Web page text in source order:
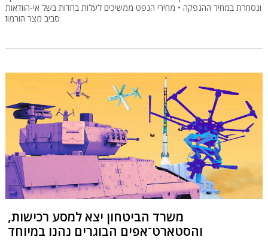
ונסחרת במחיר ההנפקה • מחירי הנפט ממשיכים לעלות בחדות בשל אי-הוודאות
סביב מצר הורמוז
משרד הביטחון יצא למסע רכישות,
והסטארט־‏אפים הבוגרים נהנו במיוחד